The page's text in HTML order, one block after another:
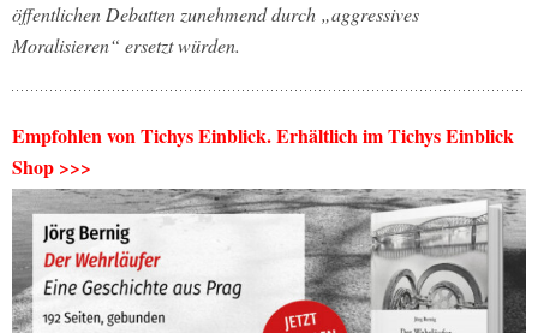
öffentlichen Debatten zunehmend durch „aggressives
Moralisieren“ ersetzt würden.
Empfohlen von Tichys Einblick. Erhältlich im Tichys Einblick
Shop >>>